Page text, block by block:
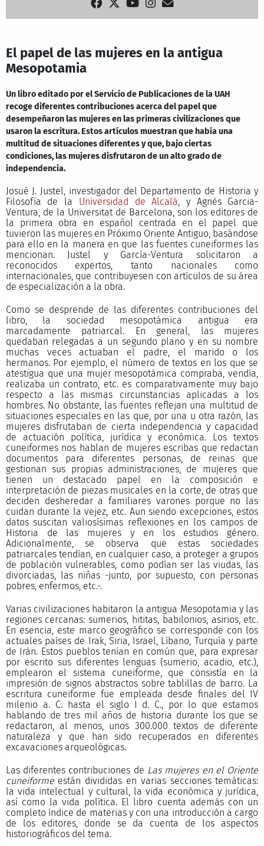
El papel de las mujeres en la antigua
Mesopotamia
Un libro editado por el Servicio de Publicaciones de la UAH
recoge diferentes contribuciones acerca del papel que
desempeñaron las mujeres en las primeras civilizaciones que
usaron la escritura. Estos artículos muestran que había una
multitud de situaciones diferentes y que, bajo ciertas
condiciones, las mujeres disfrutaron de un alto grado de
independencia.
Josué J. Justel, investigador del Departamento de Historia y
Filosofía de la Universidad de Alcalá, y Agnès Garcia-
Ventura, de la Universitat de Barcelona, son los editores de
la primera obra en español centrada en el papel que
tuvieron las mujeres en Próximo Oriente Antiguo, basándose
para ello en la manera en que las fuentes cuneiformes las
mencionan. Justel y García-Ventura solicitaron a
reconocidos expertos, tanto nacionales como
internacionales, que contribuyesen con artículos de su área
de especialización a la obra.
Como se desprende de las diferentes contribuciones del
libro, la sociedad mesopotámica antigua era
marcadamente patriarcal. En general, las mujeres
quedaban relegadas a un segundo plano y en su nombre
muchas veces actuaban el padre, el marido o los
hermanos. Por ejemplo, el número de textos en los que se
atestigua que una mujer mesopotámica compraba, vendía,
realizaba un contrato, etc. es comparativamente muy bajo
respecto a las mismas circunstancias aplicadas a los
hombres. No obstante, las fuentes reflejan una multitud de
situaciones especiales en las que, por una u otra razón, las
mujeres disfrutaban de cierta independencia y capacidad
de actuación política, jurídica y económica. Los textos
cuneiformes nos hablan de mujeres escribas que redactan
documentos para diferentes personas, de reinas que
gestionan sus propias administraciones, de mujeres que
tienen un destacado papel en la composición e
interpretación de piezas musicales en la corte, de otras que
deciden desheredar a familiares varones porque no las
cuidan durante la vejez, etc. Aun siendo excepciones, estos
datos suscitan valiosísimas reflexiones en los campos de
Historia de las mujeres y en los estudios género.
Adicionalmente, se observa que estas sociedades
patriarcales tendían, en cualquier caso, a proteger a grupos
de población vulnerables, como podían ser las viudas, las
divorciadas, las niñas -junto, por supuesto, con personas
pobres, enfermos, etc.-.
Varias civilizaciones habitaron la antigua Mesopotamia y las
regiones cercanas: sumerios, hititas, babilonios, asirios, etc.
En esencia, este marco geográfico se corresponde con los
actuales países de Irak, Siria, Israel, Líbano, Turquía y parte
de Irán. Estos pueblos tenían en común que, para expresar
por escrito sus diferentes lenguas (sumerio, acadio, etc.),
emplearon el sistema cuneiforme, que consistía en la
impresión de signos abstractos sobre tablillas de barro. La
escritura cuneiforme fue empleada desde finales del IV
milenio a. C. hasta el siglo I d. C., por lo que estamos
hablando de tres mil años de historia durante los que se
redactaron, al menos, unos 300.000 textos de diferente
naturaleza y que han sido recuperados en diferentes
excavaciones arqueológicas.
Las diferentes contribuciones de Las mujeres en el Oriente
cuneiformeestán divididas en varias secciones temáticas:
la vida intelectual y cultural, la vida económica y jurídica,
así como la vida política. El libro cuenta además con un
completo índice de materias y con una introducción a cargo
de los editores, donde se da cuenta de los aspectos
historiográficos del tema.